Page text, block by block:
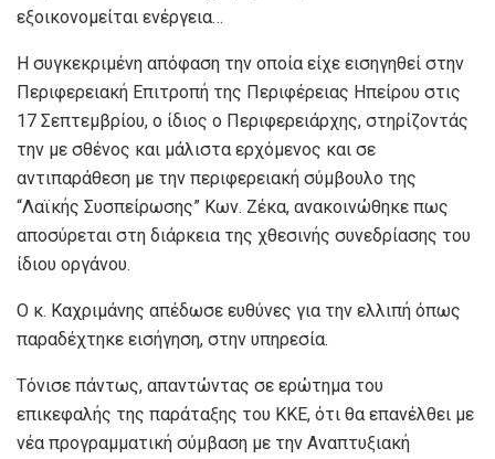
εξοικονομείται ενέργεια…
Η συγκεκριμένη απόφαση την οποία είχε εισηγηθεί στην
Περιφερειακή Επιτροπή της Περιφέρειας Ηπείρου στις
17 Σεπτεμβρίου, ο ίδιος ο Περιφερειάρχης, στηρίζοντάς
την με σθένος και μάλιστα ερχόμενος και σε
αντιπαράθεση με την περιφερειακή σύμβουλο της
“Λαϊκής Συσπείρωσης” Κων. Ζέκα, ανακοινώθηκε πως
αποσύρεται στη διάρκεια της χθεσινής συνεδρίασης του
ίδιου οργάνου.
Ο κ. Καχριμάνης απέδωσε ευθύνες για την ελλιπή όπως
παραδέχτηκε εισήγηση, στην υπηρεσία.
Τόνισε πάντως, απαντώντας σε ερώτημα του
επικεφαλής της παράταξης του ΚΚΕ, ότι θα επανέλθει με
νέα προγραμματική σύμβαση με την Αναπτυξιακή